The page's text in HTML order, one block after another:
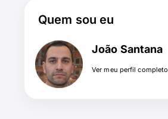
Quem sou eu
João Santana
Ver meu perfil completo